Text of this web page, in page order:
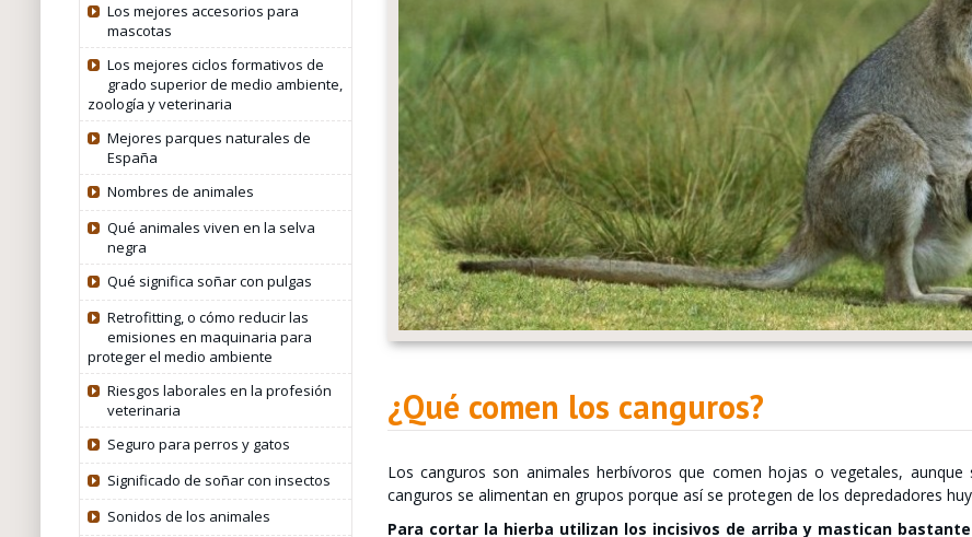
Los mejores accesorios para
mascotas
Los mejores ciclos formativos de
grado superior de medio ambiente,
zoología y veterinaria
Mejores parques naturales de
España
Nombres de animales
Qué animales viven en la selva
negra
Qué significa soñar con pulgas
Retrofitting, o cómo reducir las
emisiones en maquinaria para
proteger el medio ambiente
Riesgos laborales en la profesión
veterinaria
Seguro para perros y gatos
Significado de soñar con insectos
Sonidos de los animales
¿Qué comen los canguros?
Los canguros son animales herbívoros que comen hojas o vegetales,
canguros se alimentan en grupos porque así se protegen de los depredadores
Para cortar la hierba utilizan los incisivos de arriba y mastican